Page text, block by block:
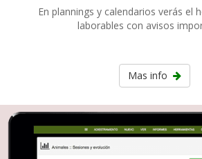
En plannings y calendarios verás el
laborables con avisos
Mas info